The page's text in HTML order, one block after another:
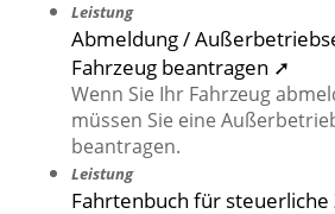
Leistung
Abmeldung /
Fahrzeug beantragen ➚
Wenn Sie Ihr Fahrzeug
müssen Sie eine
beantragen.
Leistung
Fahrtenbuch für